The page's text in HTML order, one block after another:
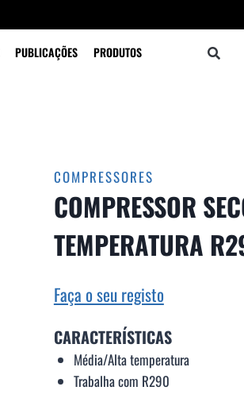
PUBLICAÇÕES PRODUTOS
COMPRESSORES
COMPRESSOR
TEMPERATURA
Faça o seu registo
CARACTERÍSTICAS
Média/Alta temperatura
Trabalha com R290